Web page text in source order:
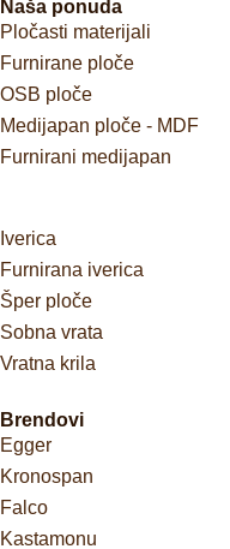
Naša ponuda
Pločasti materijali
Furnirane ploče
OSB ploče
Medijapan ploče - MDF
Furnirani medijapan
Iverica
Furnirana iverica
Šper ploče
Sobna vrata
Vratna krila
Brendovi
Egger
Kronospan
Falco
Kastamonu